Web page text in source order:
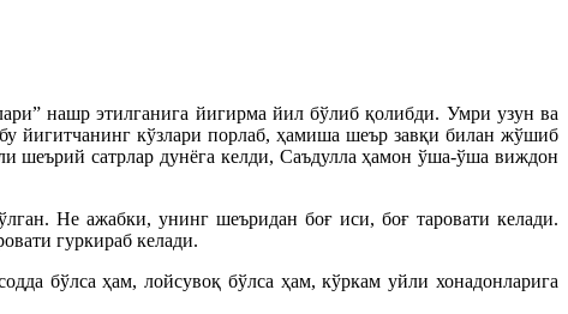
нашр этилганига йигирма йил бўлиб қолибди. Умри узун ва
йигитчанинг кўзлари порлаб, ҳамиша шеър завқи билан жўшиб
шеърий сатрлар дунёга келди, Саъдулла ҳамон ўша-ўша виждон
Не ажабки, унинг шеъридан боғ иси, боғ таровати келади.
гуркираб келади.
бўлса ҳам, лойсувоқ бўлса ҳам, кўркам уйли хонадонларига